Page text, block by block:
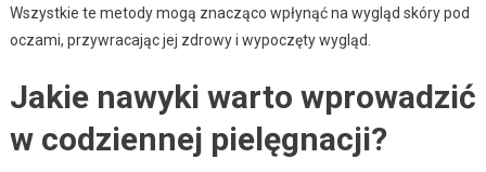
Wszystkie te metody mogą znacząco wpłynąć na wygląd skóry pod
oczami, przywracając jej zdrowy i wypoczęty wygląd.
Jakie nawyki warto wprowadzić
w codziennej pielęgnacji?